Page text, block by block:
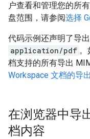
户查看和管理您的所
盘范围，请参阅选择
代码示例还声明了导
application/pdf 。
档支持的所有导出
Workspace 文档的导
在浏览器中导
档内容